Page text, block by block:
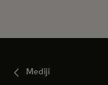
Mediji